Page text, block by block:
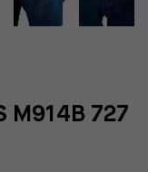
M914B 727